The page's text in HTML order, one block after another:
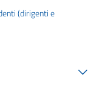
(dirigenti e